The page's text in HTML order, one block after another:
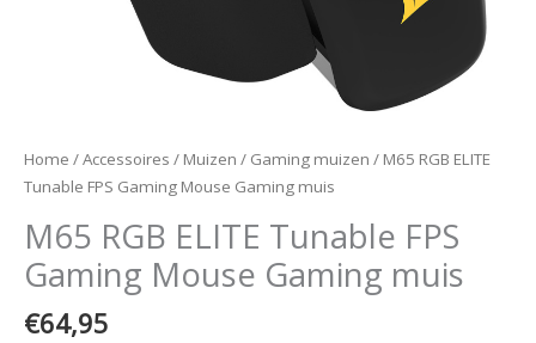
Home /Accessoires / Muizen / Gaming muizen / M65 RGB ELITE
Tunable FPS Gaming Mouse Gaming muis
M65 RGB ELITE Tunable FPS
Gaming Mouse Gaming muis
€64,95